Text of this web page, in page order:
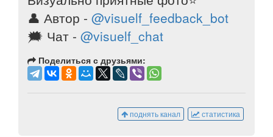
👤 Автор - @visuelf_feedback_bot
🗯️ Чат - @visuelf_chat
Поделиться с друзьями:
статистика
поднять канал